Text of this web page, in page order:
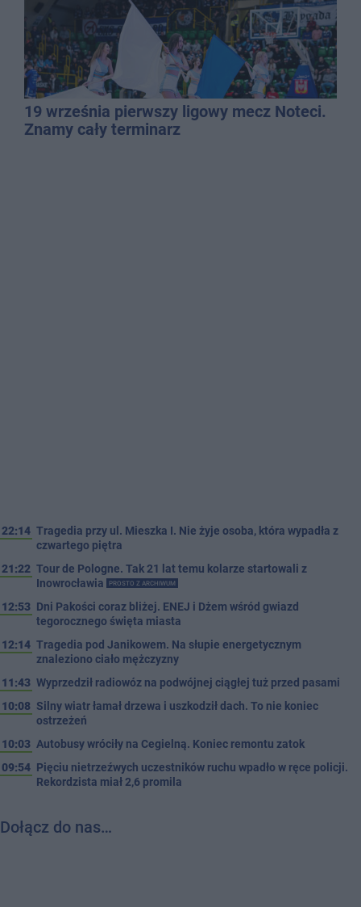
19 września pierwszy ligowy mecz Noteci.
Znamy cały terminarz
22:14 Tragedia przy ul. Mieszka I. Nie żyje osoba, która wypadła z
czwartego piętra
21:22 Tour de Pologne. Tak 21 lat temu kolarze startowali z
Inowrocławia
PROSTO Z ARCHIWUM
12:53 Dni Pakości coraz bliżej. ENEJ i Dżem wśród gwiazd
tegorocznego święta miasta
12:14 Tragedia pod Janikowem. Na słupie energetycznym
znaleziono ciało mężczyzny
11:43 Wyprzedził radiowóz na podwójnej ciągłej tuż przed pasami
10:08 Silny wiatr łamał drzewa i uszkodził dach. To nie koniec
ostrzeżeń
10:03 Autobusy wróciły na Cegielną. Koniec remontu zatok
09:54 Pięciu nietrzeźwych uczestników ruchu wpadło w ręce policji.
Rekordzista miał 2,6 promila
Dołącz do nas…